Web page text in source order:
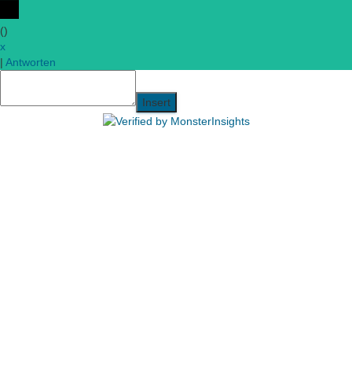
()
x
| Antworten
Insert